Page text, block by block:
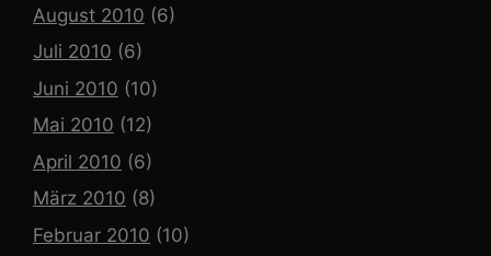
August 2010 (6)
Juli 2010 (6)
Juni 2010 (10)
Mai 2010 (12)
April 2010 (6)
März 2010 (8)
Februar 2010 (10)